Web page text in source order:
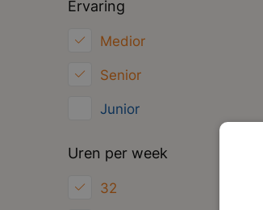
Ervaring
Medior
Senior
Junior
Uren per week
32